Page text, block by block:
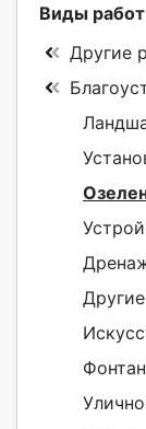
Виды работ
Другие